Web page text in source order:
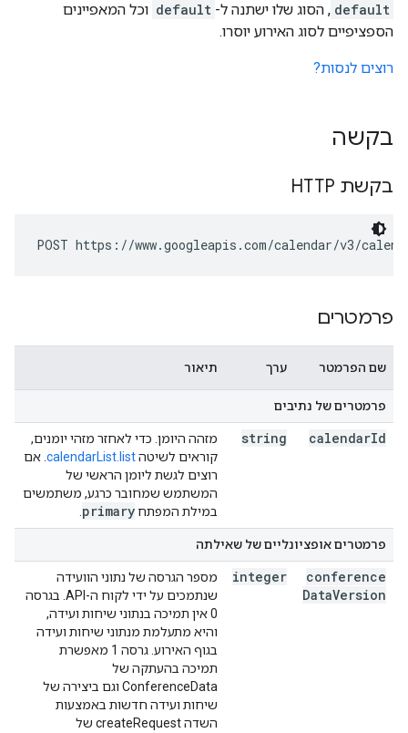
default , הסוג שלו ישתנה ל- default וכל המאפיינים
הספציפיים לסוג האירוע יוסרו.
רוצים לנסות?
בקשה
בקשת HTTP
POST https://www.googleapis.com/calendar/v3/
פרמטרים
שם הפרמטר ערך תיאור
פרמטרים של נתיבים
calendarId
string
מזהה היומן. כדי לאחזר מזהי יומנים,
קוראים לשיטהcalendarList.list . אם
רוצים לגשת ליומן הראשי של
המשתמש שמחובר כרגע, משתמשים
במילת המפתח primary
פרמטרים אופציונליים של שאילתה
conference
DataVersion
integer
מספר הגרסה של נתוני הוועידה
שנתמכים על ידי לקוח ה-API. בגרסה
0 אין תמיכה בנתוני שיחות ועידה,
והיא מתעלמת מנתוני שיחות ועידה
בגוף האירוע. גרסה 1 מאפשרת
תמיכה בהעתקה של
ConferenceData וגם ביצירה של
שיחות ועידה חדשות באמצעות
השדה createRequest של